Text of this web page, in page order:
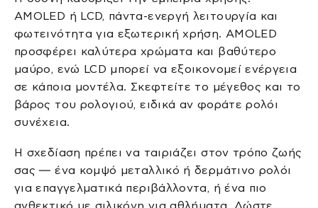
AMOLED ή LCD, πάντα-ενεργή λειτουργία και
φωτεινότητα για εξωτερική χρήση. AMOLED
προσφέρει καλύτερα χρώματα και βαθύτερο
μαύρο, ενώ LCD μπορεί να εξοικονομεί ενέργεια
σε κάποια μοντέλα. Σκεφτείτε το μέγεθος και το
βάρος του ρολογιού, ειδικά αν φοράτε ρολόι
συνέχεια.
Η σχεδίαση πρέπει να ταιριάζει στον τρόπο ζωής
σας — ένα κομψό μεταλλικό ή δερμάτινο ρολόι
για επαγγελματικά περιβάλλοντα, ή ένα πιο